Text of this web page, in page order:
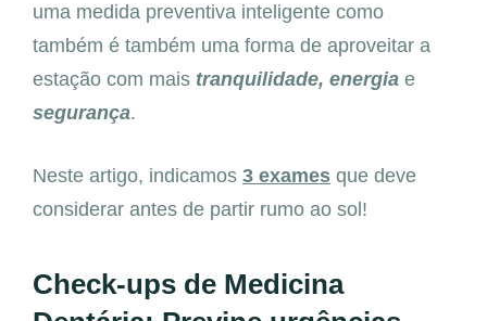
uma medida preventiva inteligente como
também é também uma forma de aproveitar a
estação com mais tranquilidade, energia e
segurança.
Neste artigo, indicamos 3 exames que deve
considerar antes de partir rumo ao sol!
Check-ups de Medicina